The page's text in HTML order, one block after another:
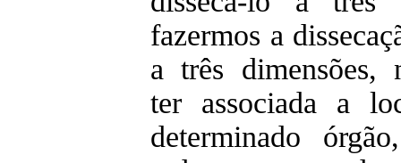
fazermos a
a três dimensões,
ter associada a
determinado